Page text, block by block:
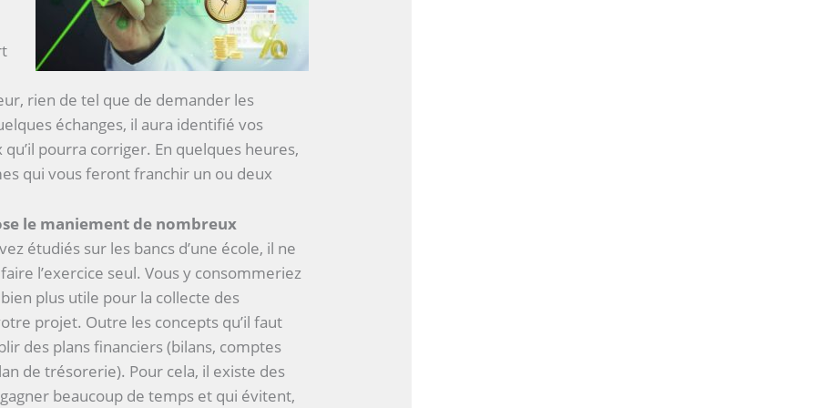
rien de tel que de demander les
échanges, il aura identifié vos
pourra corriger. En quelques heures,
qui vous feront franchir un ou deux
le maniement de nombreux
étudiés sur les bancs d’une école, il ne
l’exercice seul. Vous y consommeriez
plus utile pour la collecte des
projet. Outre les concepts qu’il faut
des plans financiers (bilans, comptes
de trésorerie). Pour cela, il existe des
beaucoup de temps et qui évitent,